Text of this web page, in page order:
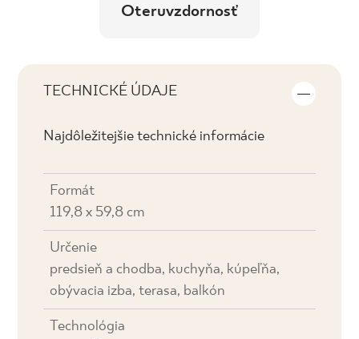
Oteruvzdornosť
TECHNICKÉ ÚDAJE
Najdôležitejšie technické informácie
Formát
119,8 x 59,8 cm
Určenie
predsieň a chodba, kuchyňa, kúpeľňa,
obývacia izba, terasa, balkón
Technológia